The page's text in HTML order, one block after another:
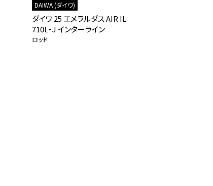
DAIWA (ダイワ)
ダイワ 25 エメラルダス AIR IL
710L・J インターライン
ロッド